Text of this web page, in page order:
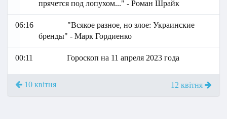
прячется под лопухом..." - Рома н Шрайк
06:16
"Всякое разное, но злое: Украинские
бренды" - Марк Гордиенко
00:11 Гороскоп на 11 апреля 2023 года
10 квітня 12 квітня